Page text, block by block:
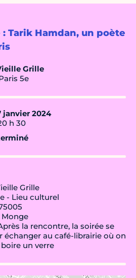
Tarik Hamdan, un poète
Grille
5e
janvier 2024
h 30
Grille
- Lieu culturel
Monge
la rencontre, la soirée se
échanger au café-librairie où on
un verre